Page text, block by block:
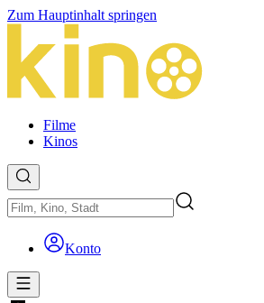
Zum Hauptinhalt springen
Filme
Kinos
Konto